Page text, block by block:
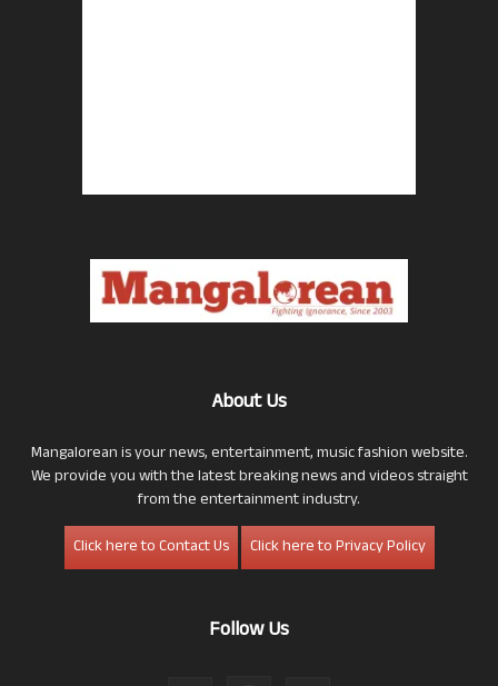
About Us
Mangalorean is your news, entertainment, music fashion website.
We provide you with the latest breaking news and videos straight
from the entertainment industry.
Click here to Contact Us
Click here to Privacy Policy
Follow Us